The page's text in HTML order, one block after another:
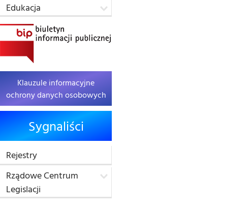
Edukacja
Klauzule informacyjne
ochrony danych osobowych
Sygnaliści
Rejestry
Rządowe Centrum
Legislacji